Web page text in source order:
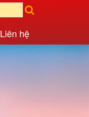
Liên hệ